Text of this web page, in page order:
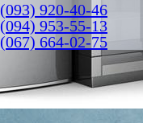
(093) 920-40-46
(094) 953-55-13
(067) 664-02-75